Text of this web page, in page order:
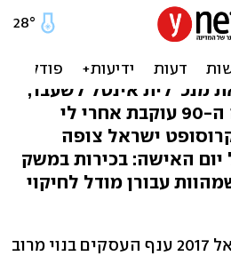
זו
מנכ"לית אינטל לשעבר,
משנה למנכ"ל הדקה ה-90 עוקבת אחרי לי
ישראל צופה
יום האישה: בכירות במשק
עבורן מודל לחיקוי
בישראל 2017 ענף העסקים בנוי מרוב